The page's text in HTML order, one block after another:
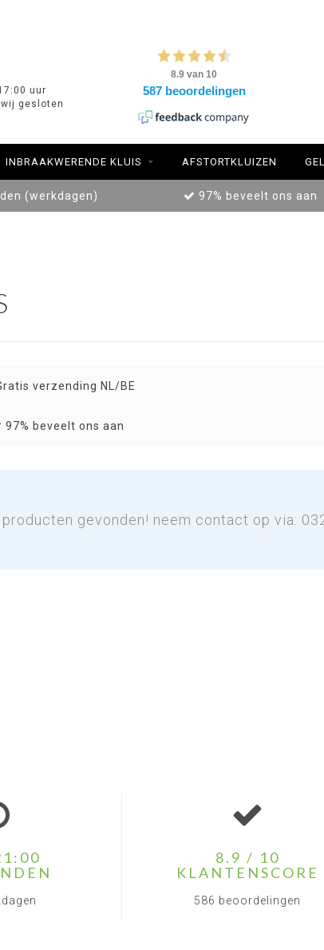
uur
gesloten
INBRAAKWERENDE KLUIS AFSTORTKLUIZEN
(werkdagen) 97% beveelt ons aan
verzending NL/BE
97% beveelt ons aan
producten gevonden! neem contact op via:
8.9 / 10
KLANTENSCORE
586 beoordelingen